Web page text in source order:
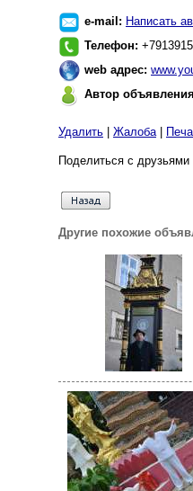
e-mail: Написать
Телефон:
web адрес:
Автор
Удалить Жалоба|
Поделиться с
Другие похожие